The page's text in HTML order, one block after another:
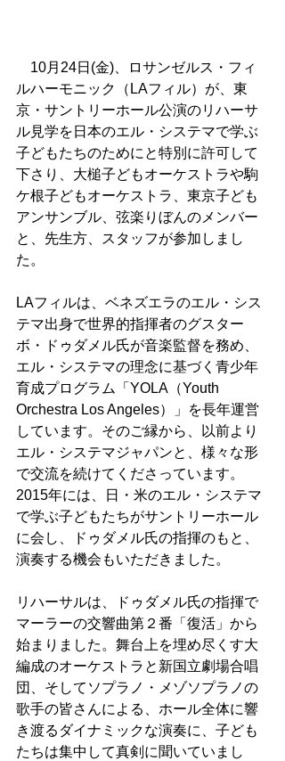
10月24日(金)、ロサンゼルス・フィ
ルハーモニック（LAフィル）が、東
京・サントリーホール公演のリハーサ
ル見学を日本のエル・システマで学ぶ
子どもたちのためにと特別に許可して
下さり、大槌子どもオーケストラや駒
ケ根子どもオーケストラ、東京子ども
アンサンブル、弦楽りぼんのメンバー
と、先生方、スタッフが参加しまし
た。
LAフィルは、ベネズエラのエル・シス
テマ出身で世界的指揮者のグスター
ボ・ドゥダメル氏が音楽監督を務め、
エル・システマの理念に基づく青少年
育成プログラム「YOLA（Youth
Orchestra Los Angeles）」を長年運営
しています。そのご縁から、以前より
エル・システマジャパンと、様々な形
で交流を続けてくださっています。
2015年には、日・米のエル・システマ
で学ぶ子どもたちがサントリーホール
に会し、ドゥダメル氏の指揮のもと、
演奏する機会もいただきました。
リハーサルは、ドゥダメル氏の指揮で
マーラーの交響曲第２番「復活」から
始まりました。舞台上を埋め尽くす大
編成のオーケストラと新国立劇場合唱
団、そしてソプラノ・メゾソプラノの
歌手の皆さんによる、ホール全体に響
き渡るダイナミックな演奏に、子ども
たちは集中して真剣に聞いていまし